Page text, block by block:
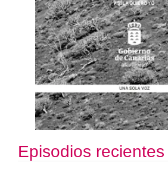
Episodios recientes